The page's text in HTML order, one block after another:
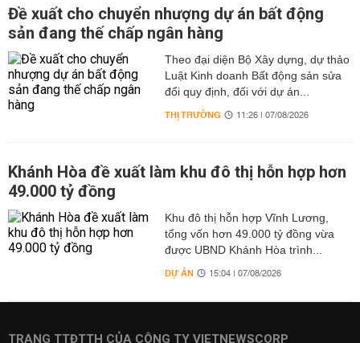
Đề xuất cho chuyển nhượng dự án bất động
sản đang thế chấp ngân hàng
Theo đại diện Bộ Xây dựng, dự thảo
Luật Kinh doanh Bất động sản sửa
đổi quy định, đối với dự án...
THỊ TRƯỜNG 11:26 | 07/08/2026
Khánh Hòa đề xuất làm khu đô thị hỗn hợp hơn
49.000 tỷ đồng
Khu đô thị hỗn hợp Vĩnh Lương,
tổng vốn hơn 49.000 tỷ đồng vừa
được UBND Khánh Hòa trình...
DỰ ÁN 15:04 | 07/08/2026
TRANG TTĐTTH CỦA CÔNG TY VIETNEWSCORP